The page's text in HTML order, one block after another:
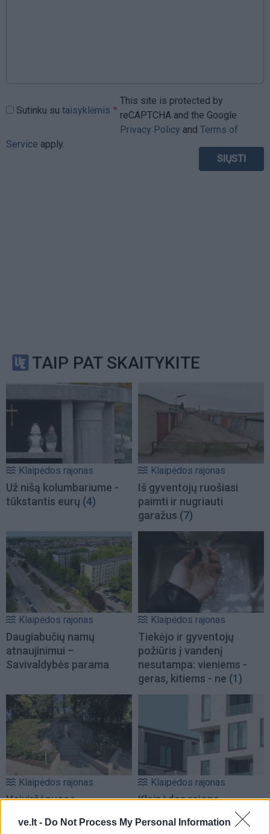
ve.lt - Do Not Process My Personal Information
Sutinku su taisyklėmis
This site is protected by
reCAPTCHA and the Google
Privacy Policy and Terms of
Service apply.
TAIP PAT SKAITYKITE
Klaipėdos rajonas
Už nišą kolumbariume -
tūkstantis eurų (4)
Klaipėdos rajonas
Iš gyventojų ruošiasi
paimti ir nugriauti
garažus (7)
Klaipėdos rajonas
Daugiabučių namų
atnaujinimui –
Savivaldybės parama
Klaipėdos rajonas
Tiekėjo ir gyventojų
požiūris į vandenį
nesutampa: vieniems -
geras, kitiems - ne (1)
Klaipėdos rajonas
Veiviržėnuose
restauruota
Klaipėdos rajonas
Klaipėdos rajone –
socialiai jautrioms